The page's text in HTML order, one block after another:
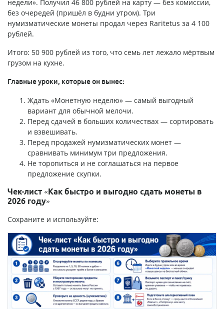
недели». Получил 46 800 рублей на карту — без комиссии,
без очередей (пришёл в будни утром). Три
нумизматические монеты продал через Raritetus за 4 100
рублей.
Итого: 50 900 рублей из того, что семь лет лежало мёртвым
грузом на кухне.
Главные уроки, которые он вынес:
Ждать «Монетную неделю» — самый выгодный
вариант для обычной мелочи.
Перед сдачей в больших количествах — сортировать
и взвешивать.
Перед продажей нумизматических монет —
сравнивать минимум три предложения.
Не торопиться и не соглашаться на первое
предложение скупки.
Чек-лист «Как быстро и выгодно сдать монеты в
2026 году»
Сохраните и используйте: